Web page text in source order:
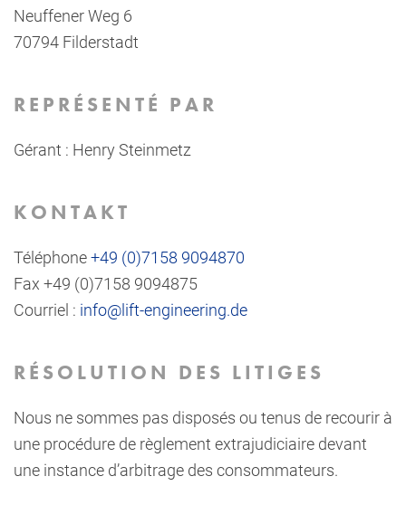
Neuffener Weg 6
70794 Filderstadt
REPRÉSENTÉ PAR
Gérant : Henry Steinmetz
KONTAKT
Téléphone+49 (0)7158 9094870
Fax +49 (0)7158 9094875
Courriel : info@lift-engineering.de
RÉSOLUTION DES LITIGES
Nous ne sommes pas disposés ou tenus de recourir à
une procédure de règlement extrajudiciaire devant
une instance d’arbitrage des consommateurs.